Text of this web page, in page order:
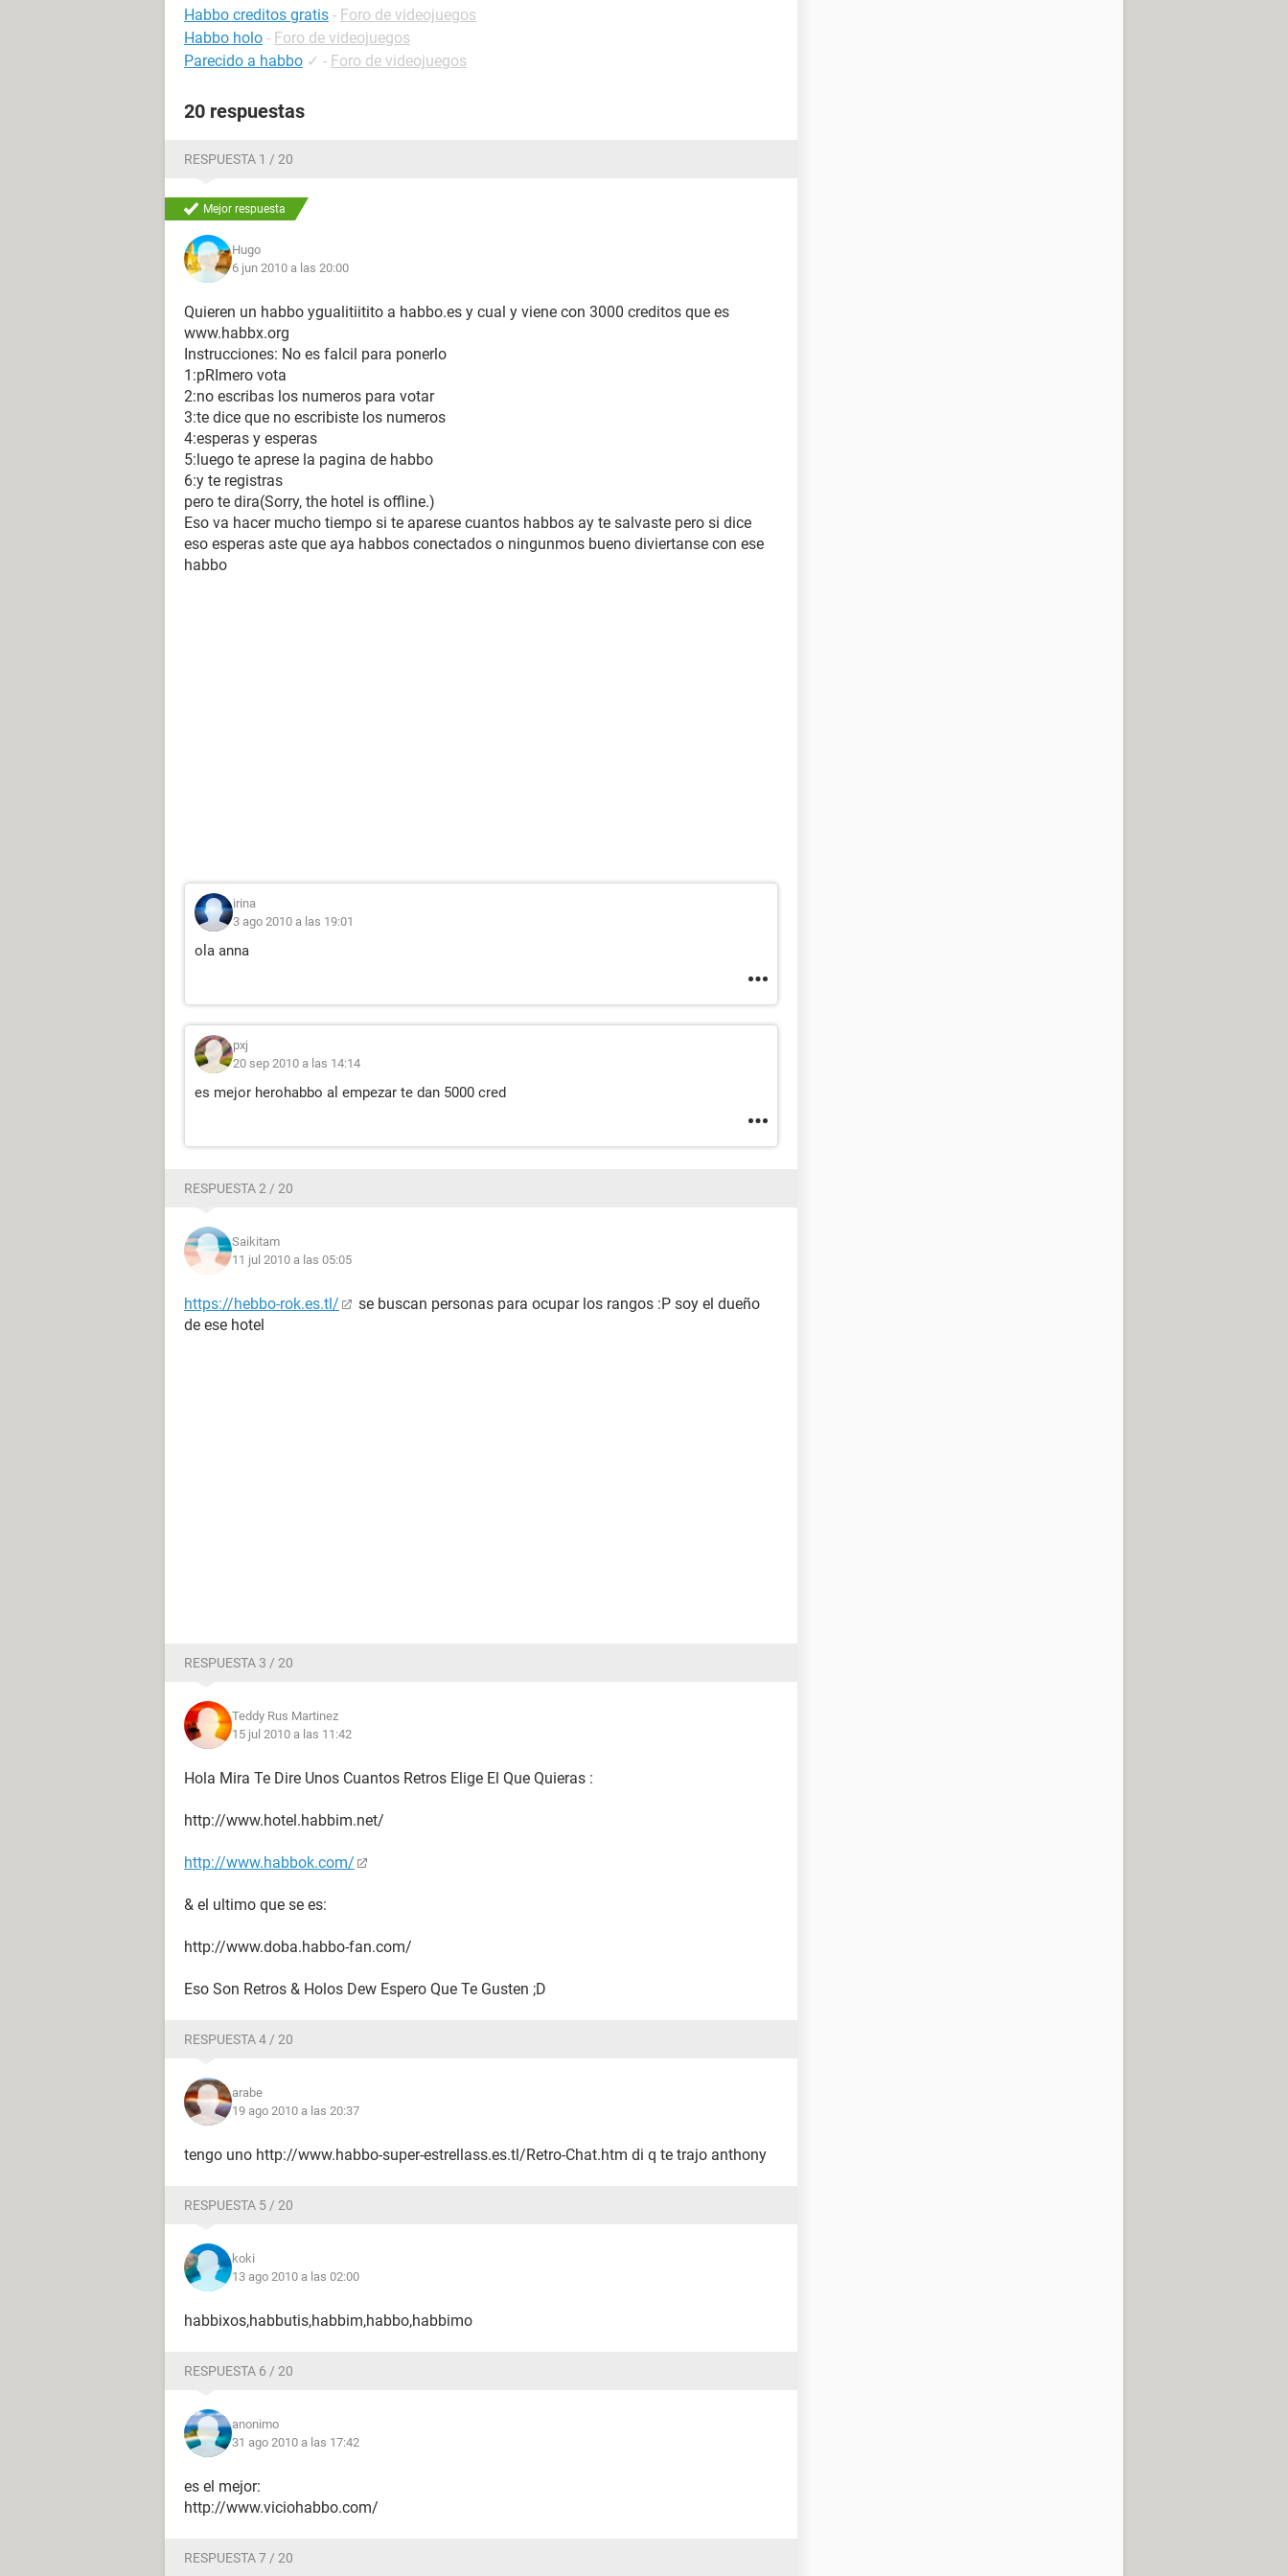
Habbo creditos gratis - Foro de videojuegos
Habbo holo - Foro de videojuegos
Parecido a habbo ✓ - Foro de videojuegos
20 respuestas
RESPUESTA 1 / 20
Mejor respuesta
Hugo
6 jun 2010 a las 20:00
Quieren un habbo ygualitiitito a habbo.es y cual y viene con 3000 creditos que es
www.habbx.org
Instrucciones: No es falcil para ponerlo
1:pRImero vota
2:no escribas los numeros para votar
3:te dice que no escribiste los numeros
4:esperas y esperas
5:luego te aprese la pagina de habbo
6:y te registras
pero te dira(Sorry, the hotel is offline.)
Eso va hacer mucho tiempo si te aparese cuantos habbos ay te salvaste pero si dice
eso esperas aste que aya habbos conectados o ningunmos bueno diviertanse con ese
habbo
irina
3 ago 2010 a las 19:01
ola anna
pxj
20 sep 2010 a las 14:14
es mejor herohabbo al empezar te dan 5000 cred
RESPUESTA 2 / 20
Saikitam
11 jul 2010 a las 05:05
https://hebbo-rok.es.tl/
se buscan personas para ocupar los rangos :P soy el dueño
de ese hotel
RESPUESTA 3 / 20
Teddy Rus Martinez
15 jul 2010 a las 11:42
Hola Mira Te Dire Unos Cuantos Retros Elige El Que Quieras :
http://www.hotel.habbim.net/
http://www.habbok.com/
& el ultimo que se es:
http://www.doba.habbo-fan.com/
Eso Son Retros & Holos Dew Espero Que Te Gusten ;D
RESPUESTA 4 / 20
arabe
19 ago 2010 a las 20:37
tengo uno http://www.habbo-super-estrellass.es.tl/Retro-Chat.htm di q te trajo anthony
RESPUESTA 5 / 20
koki
13 ago 2010 a las 02:00
habbixos,habbutis,habbim,habbo,habbimo
RESPUESTA 6 / 20
anonimo
31 ago 2010 a las 17:42
es el mejor:
http://www.viciohabbo.com/
RESPUESTA 7 / 20